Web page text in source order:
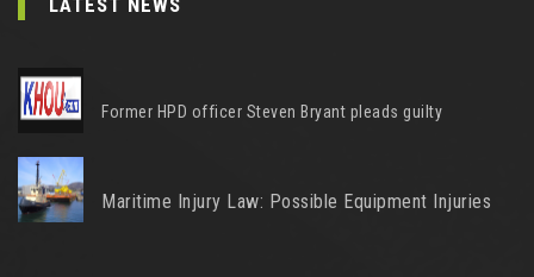
LATEST NEWS
Former HPD officer Steven Bryant pleads guilty
Maritime Injury Law: Possible Equipment Injuries